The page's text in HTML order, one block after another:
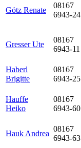
Götz Renate
08167
6943-24
Gresser Ute
08167
6943-11
Haberl
Brigitte
08167
6943-25
Hauffe
Heiko
08167
6943-60
Hauk Andrea
08167
6943-63